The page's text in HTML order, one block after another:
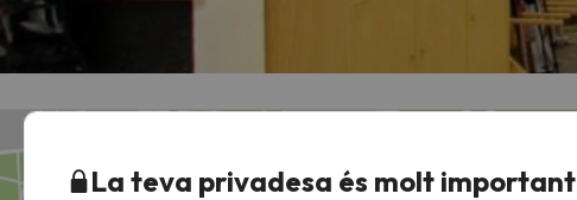
Veure mapa
La teva privadesa és molt important